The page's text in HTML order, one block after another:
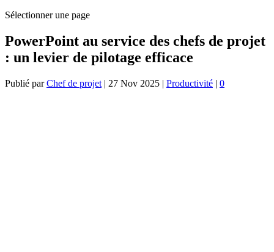
Sélectionner une page
PowerPoint au service des chefs de projet
: un levier de pilotage efficace
Publié parChef de projet | 27 Nov 2025 | Productivité | 0